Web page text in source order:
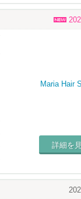
詳細を